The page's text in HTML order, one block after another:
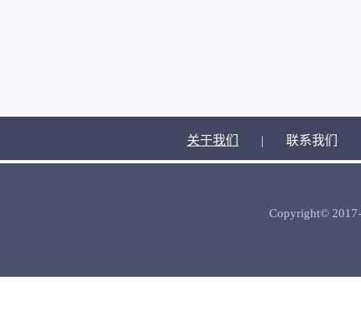
关于我们 | 联系我们
Copyright©